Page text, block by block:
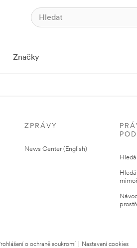
Značky
ZPRÁVY
News Center (English)
o ochraně soukromí
Nastavení cookies